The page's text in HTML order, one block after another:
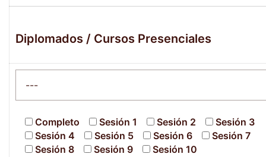
Diplomados / Cursos Presenciales
Completo Sesión 1 Sesión 2
Sesión 3
Sesión 4
Sesión 5 Sesión 6
Sesión 7
Sesión 8
Sesión 9 Sesión 10